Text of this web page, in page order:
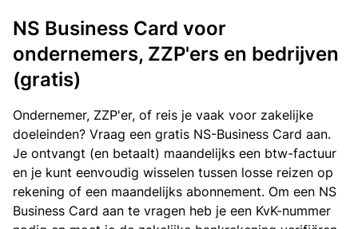
NS Business Card voor
ondernemers, ZZP'ers en bedrijven
(gratis)
Ondernemer, ZZP'er, of reis je vaak voor zakelijke
doeleinden? Vraag een gratis NS-Business Card aan.
Je ontvangt (en betaalt) maandelijks een btw-factuur
en je kunt eenvoudig wisselen tussen losse reizen op
rekening of een maandelijks abonnement. Om een NS
Business Card aan te vragen heb je een KvK-nummer